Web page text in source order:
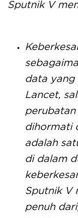
Sputnik V
data yang
Lancet,
dihormati
adalah
di dalam
Sputnik V
penuh